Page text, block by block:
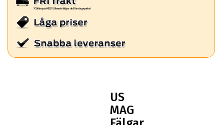
US
MAG